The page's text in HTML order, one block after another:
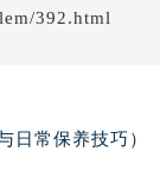
392.html
日常保养技巧）